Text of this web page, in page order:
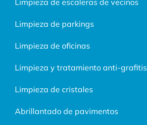
Limpieza de parkings
Limpieza de oficinas
Limpieza y tratamiento anti-grafitis
Limpieza de cristales
Abrillantado de pavimentos